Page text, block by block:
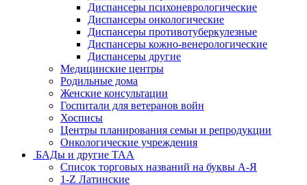
Диспансеры психоневрологические
Диспансеры онкологические
Диспансеры противотуберкулезные
Диспансеры кожно-венерологические
Диспансеры другие
Медицинские центры
Родильные дома
Женские консультации
Госпитали для ветеранов войн
Хосписы
Центры планирования семьи и репродукции
Онкологические учреждения
БАДы и другие ТАА
Список торговых названий на буквы А-Я
1-Z Латинские